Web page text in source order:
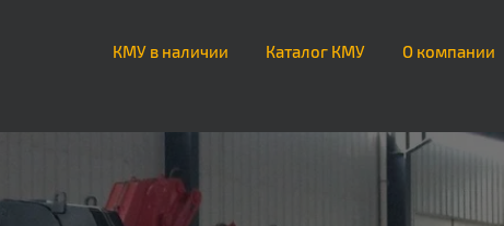
КМУ в наличии Каталог КМУ О компании